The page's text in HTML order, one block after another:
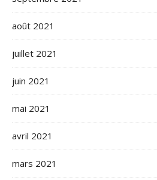
août 2021
juillet 2021
juin 2021
mai 2021
avril 2021
mars 2021